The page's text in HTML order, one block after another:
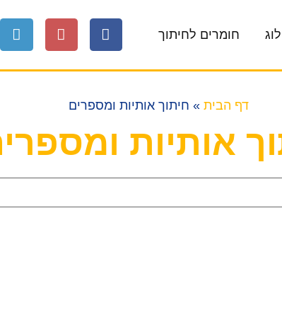
חומרים לחיתוך
דף הבית » חיתוך אותיות ומספרים
אותיות